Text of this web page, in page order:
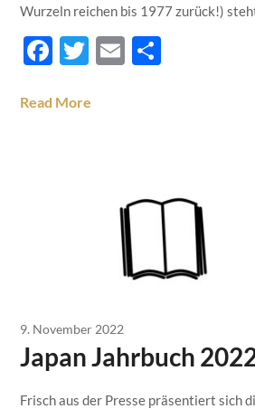
Wurzeln reichen bis 1977 zurück!)
Facebook
Twitter
Email
Read More
9. November 2022
Japan Jahrbuch
Frisch aus der Presse präsentiert sich